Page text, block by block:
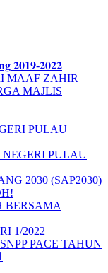
𝟐𝟎𝟏𝟗-𝟐𝟎𝟐𝟐
MAAF ZAHIR
MAJLIS
PULAU
NEGERI PULAU
2030 (SAP2030)
BERSAMA
1/2022
PACE TAHUN